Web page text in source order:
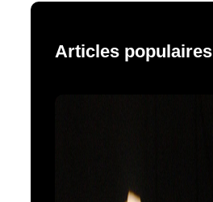
Articles populaires